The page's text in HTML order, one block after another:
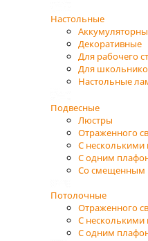
Настольные
Декоративные
Для рабочего
Для
Настольные
Подвесные
Люстры
Отраженного
С
С одним
Со смещенным
Потолочные
Отраженного
С
С одним